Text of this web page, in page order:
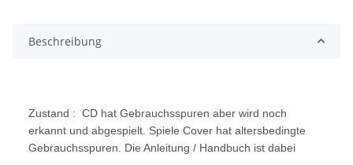
Beschreibung
Zustand : CD hat Gebrauchsspuren aber wird noch
erkannt und abgespielt. Spiele Cover hat altersbedingte
Gebrauchsspuren. Die Anleitung / Handbuch ist dabei